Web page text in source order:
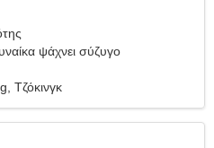
ψάχνει σύζυγο
Τζόκινγκ